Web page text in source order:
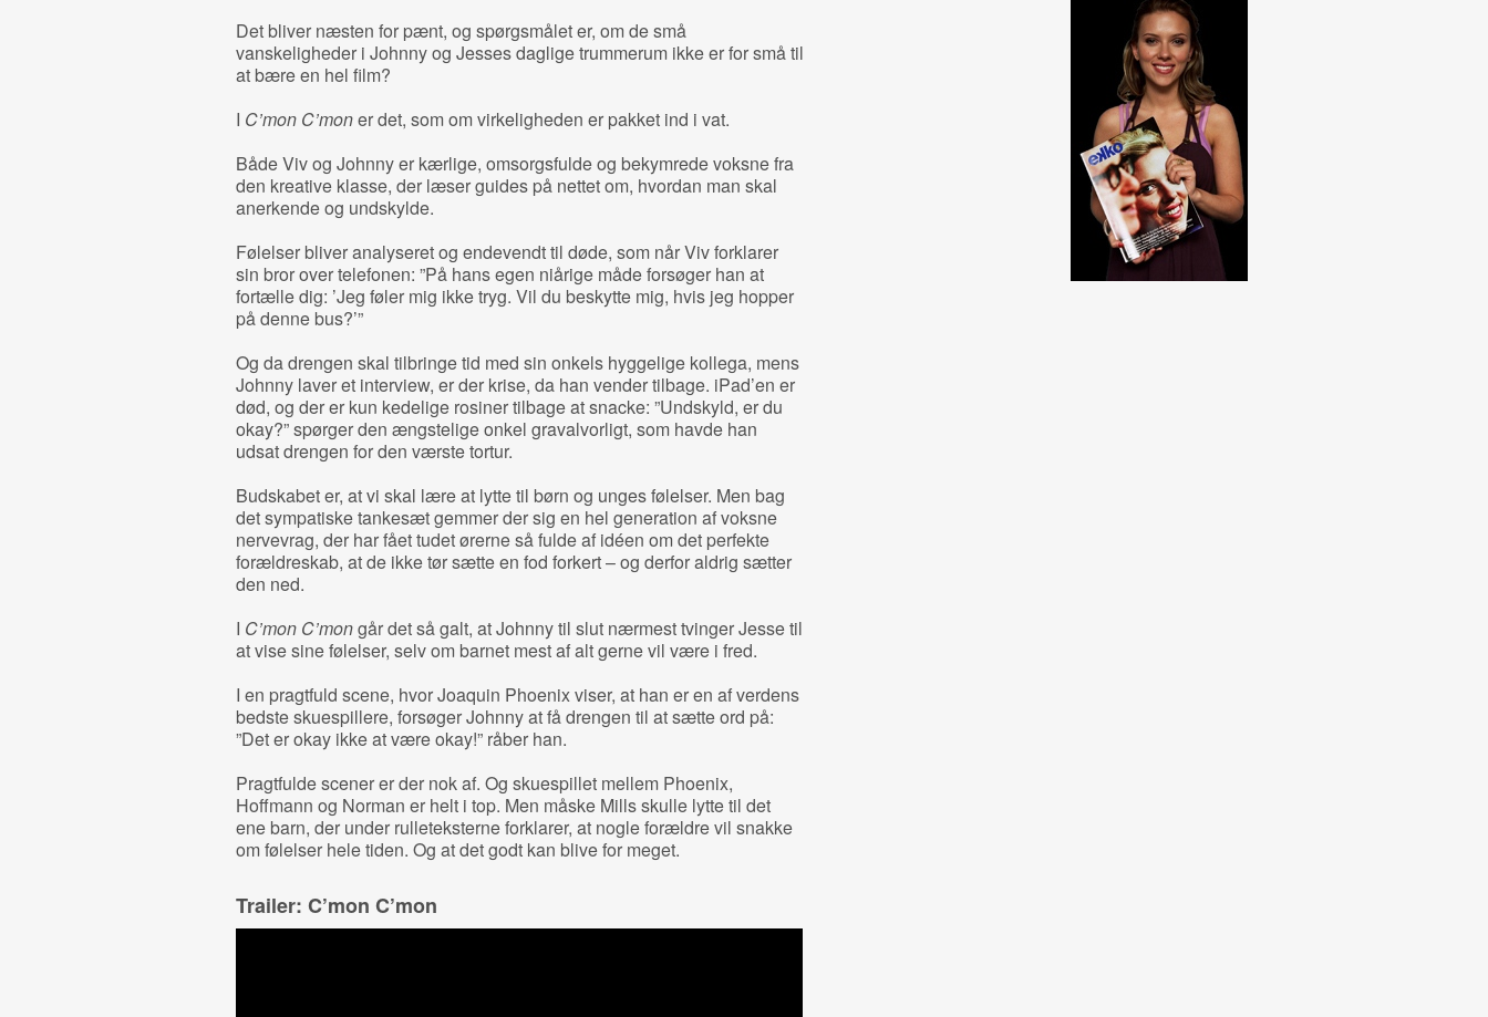
Det bliver næsten for pænt, og spørgsmålet er, om de små
vanskeligheder i Johnny og Jesses daglige trummerum ikke er for små til
at bære en hel film?
I C’mon C’moner det, som om virkeligheden er pakket ind i vat.
Både Viv og Johnny er kærlige, omsorgsfulde og bekymrede voksne fra
den kreative klasse, der læser guides på nettet om, hvordan man skal
anerkende og undskylde.
Følelser bliver analyseret og endevendt til døde, som når Viv forklarer
sin bror over telefonen: ”På hans egen niårige måde forsøger han at
fortælle dig: ’Jeg føler mig ikke tryg. Vil du beskytte mig, hvis jeg hopper
på denne bus?’”
Og da drengen skal tilbringe tid med sin onkels hyggelige kollega, mens
Johnny laver et interview, er der krise, da han vender tilbage. iPad’en er
død, og der er kun kedelige rosiner tilbage at snacke: ”Undskyld, er du
okay?” spørger den ængstelige onkel gravalvorligt, som havde han
udsat drengen for den værste tortur.
Budskabet er, at vi skal lære at lytte til børn og unges følelser. Men bag
det sympatiske tankesæt gemmer der sig en hel generation af voksne
nervevrag, der har fået tudet ørerne så fulde af idéen om det perfekte
forældreskab, at de ikke tør sætte en fod forkert – og derfor aldrig sætter
den ned.
I C’mon C’mongår det så galt, at Johnny til slut nærmest tvinger Jesse til
at vise sine følelser, selv om barnet mest af alt gerne vil være i fred.
I en pragtfuld scene, hvor Joaquin Phoenix viser, at han er en af verdens
bedste skuespillere, forsøger Johnny at få drengen til at sætte ord på:
”Det er okay ikke at være okay!” råber han.
Pragtfulde scener er der nok af. Og skuespillet mellem Phoenix,
Hoffmann og Norman er helt i top. Men måske Mills skulle lytte til det
ene barn, der under rulleteksterne forklarer, at nogle forældre vil snakke
om følelser hele tiden. Og at det godt kan blive for meget.
Trailer: C’mon C’mon